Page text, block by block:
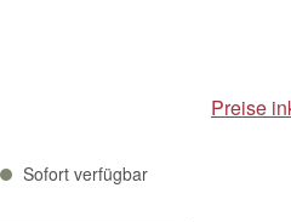
Preise
Sofort verfügbar